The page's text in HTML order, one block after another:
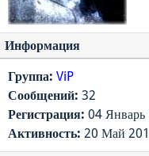
Информация
Группа: ViP
Сообщений: 32
Регистрация: 04 Январь
Активность: 20 Май